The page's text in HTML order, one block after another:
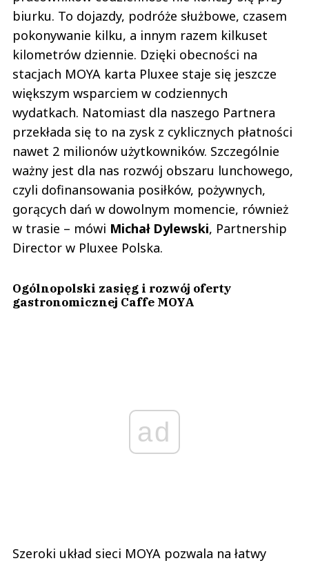
biurku. To dojazdy, podróże służbowe, czasem
pokonywanie kilku, a innym razem kilkuset
kilometrów dziennie. Dzięki obecności na
stacjach MOYA karta Pluxee staje się jeszcze
większym wsparciem w codziennych
wydatkach. Natomiast dla naszego Partnera
przekłada się to na zysk z cyklicznych płatności
nawet 2 milionów użytkowników. Szczególnie
ważny jest dla nas rozwój obszaru lunchowego,
czyli dofinansowania posiłków, pożywnych,
gorących dań w dowolnym momencie, również
w trasie – mówi Michał Dylewski, Partnership
Director w Pluxee Polska.
Ogólnopolski zasięg i rozwój oferty
gastronomicznej Caffe MOYA
ad
Szeroki układ sieci MOYA pozwala na łatwy